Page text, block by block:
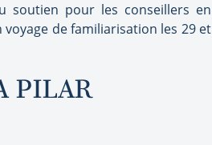
soutien pour les conseillers en
voyage de familiarisation les 29 et
PILAR